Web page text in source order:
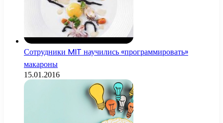
Сотрудники MIT научились «программировать»
макароны
15.01.2016